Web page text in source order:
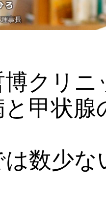
博クリニ
甲状腺
は数少